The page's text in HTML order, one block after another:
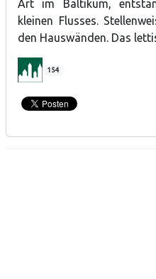
Art im Baltikum,
kleinen Flusses.
den Hauswänden. Das
154